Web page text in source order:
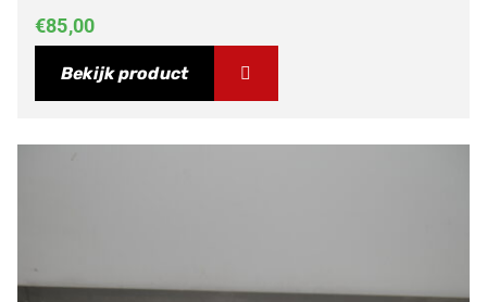
€85,00
Bekijk product